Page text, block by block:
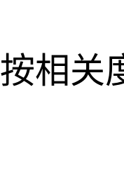
按相关